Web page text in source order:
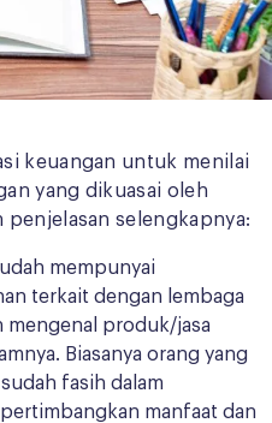
keuangan untuk menilai
yang dikuasai oleh
selengkapnya:
mempunyai
terkait dengan lembaga
mengenal produk/jasa
Biasanya orang yang
fasih dalam
manfaat dan